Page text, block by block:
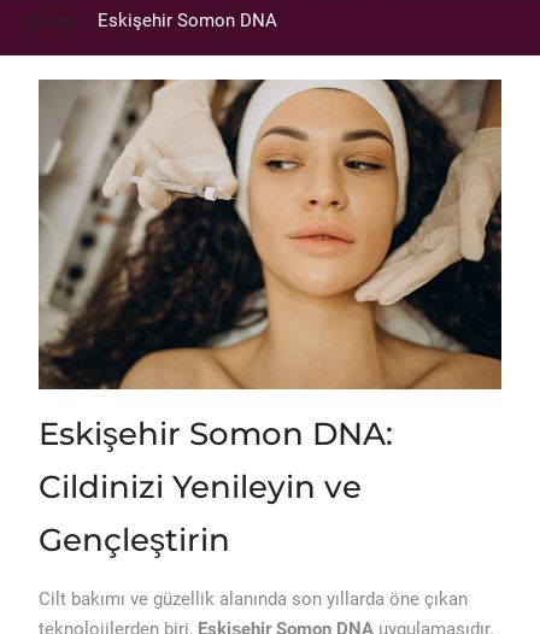
Home Eskişehir Somon DNA
Eskişehir Somon DNA:
Cildinizi Yenileyin ve
Gençleştirin
Cilt bakımı ve güzellik alanında son yıllarda öne çıkan
teknolojilerden biri, Eskişehir Somon DNAuygulamasıdır.